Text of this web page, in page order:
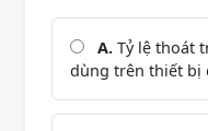
A. Tỷ lệ thoát
dùng trên thiết bị